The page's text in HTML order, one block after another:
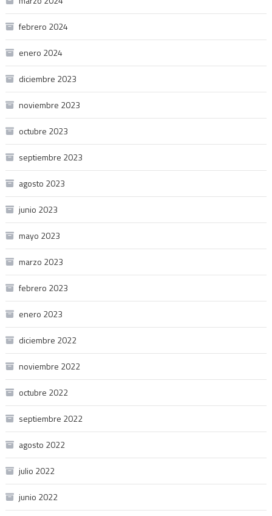
febrero 2024
enero 2024
diciembre 2023
noviembre 2023
octubre 2023
septiembre 2023
agosto 2023
junio 2023
mayo 2023
marzo 2023
febrero 2023
enero 2023
diciembre 2022
noviembre 2022
octubre 2022
septiembre 2022
agosto 2022
julio 2022
junio 2022